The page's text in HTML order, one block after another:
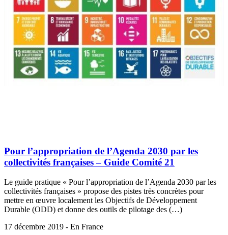
Pour l’appropriation de l’Agenda 2030 par les
collectivités françaises – Guide Comité 21
Le guide pratique « Pour l’appropriation de l’Agenda 2030 par les
collectivités françaises » propose des pistes très concrètes pour
mettre en œuvre localement les Objectifs de Développement
Durable (ODD) et donne des outils de pilotage des (…)
17 décembre 2019 - En France